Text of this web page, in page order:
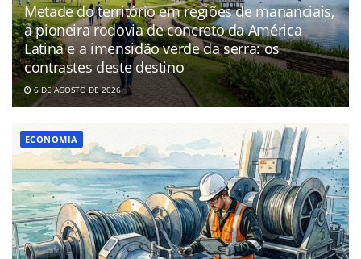
Metade do território em regiões de mananciais,
a pioneira rodovia de concreto da América
Latina e a imensidão verde da serra: os
contrastes deste destino
6 DE AGOSTO DE 2026
ECONOMIA